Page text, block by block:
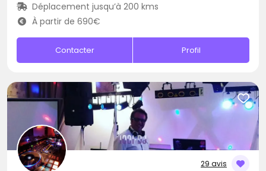
Déplacement jusqu’à 200 kms
À partir de 690€
Contacter Profil
29 avis